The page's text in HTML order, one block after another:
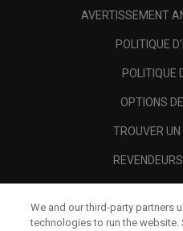
AVERTISSEMENT
POLITIQUE
POLITIQUE
OPTIONS
TROUVER
A
We and our third-party partners
technologies to run the